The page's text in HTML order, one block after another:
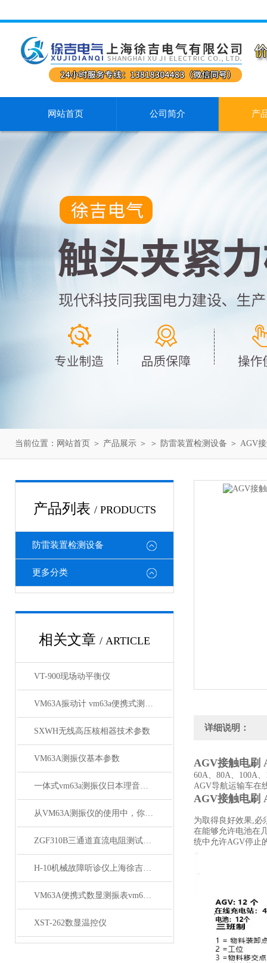
网站首页 公司简介 产
当前位置： 网站首页 ＞ 产品展示 ＞ ＞ 防雷装置检测设备 ＞ AGV
产品列表 / PRODUCTS
防雷装置检测设备
更多分类
相关文章 / ARTICLE
VT-900现场动平衡仪
VM63A振动计 vm63a便携式测振仪*
SXWH无线高压核相器技术参数
VM63A测振仪基本参数
一体式vm63a测振仪日本理音测振仪VM63A参数
从VM63A测振仪的使用中，你得出了什么结论呢？
ZGF310B三通道直流电阻测试仪大量供应
H-10机械故障听诊仪上海徐吉大量供应
VM63A便携式数显测振表vm63a vm63a测振仪厂家
XST-262数显温控仪
详细说明：
AGV接触电刷
60A、80A、100A
AGV导航运输车在
AGV接触电刷
为取得良好效果,必
在能够允许电池在
统中允许AGV停止